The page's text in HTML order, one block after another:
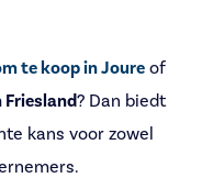
te koop in Joure of
? Dan biedt
kans voor zowel